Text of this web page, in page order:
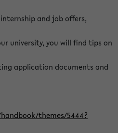
and job offers,
university, you will find tips on
application documents and
themes/5444?